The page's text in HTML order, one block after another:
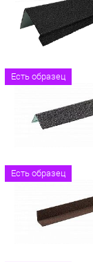
Есть образец
Есть образец